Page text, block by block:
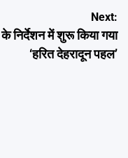
Next:
निर्देशन में शुरू किया गया
‘हरित देहरादून पहल’